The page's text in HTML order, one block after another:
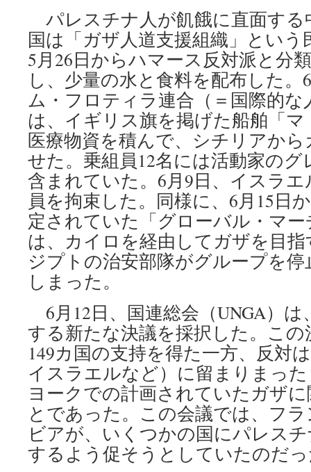
パレスチナ人が飢餓に直面する
国は「ガザ人道支援組織」という
5月26日からハマース反対派と分
し、少量の水と食料を配布した。
ム・フロティラ連合（＝国際的な
は、イギリス旗を掲げた船舶「
医療物資を積んで、シチリアか
せた。乗組員12名には活動家の
含まれていた。6月9日、イスラ
員を拘束した。同様に、6月15日
定されていた「グローバル・マ
は、カイロを経由してガザを目
ジプトの治安部隊がグループを
しまった。
6月12日、国連総会（UNGA）
する新たな決議を採択した。この
149カ国の支持を得た一方、反対
イスラエルなど）に留まりまっ
ヨークでの計画されていたガザ
とであった。この会議では、フ
ビアが、いくつかの国にパレス
するよう促そうとしていたのだ